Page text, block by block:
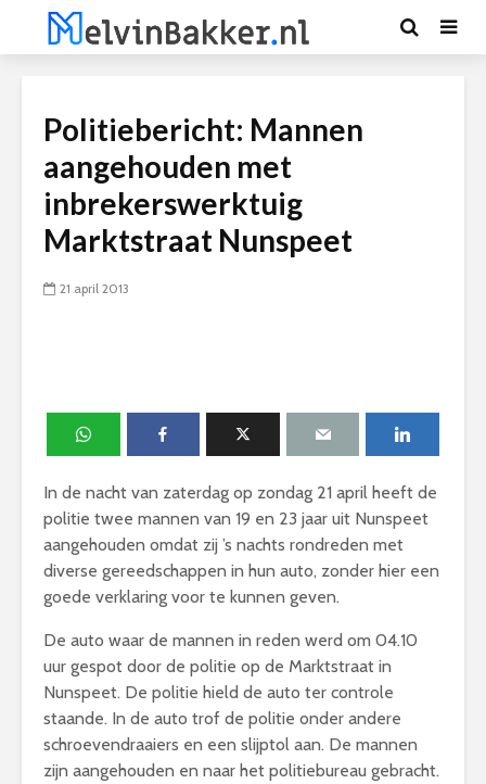
Politiebericht: Mannen
aangehouden met
inbrekerswerktuig
Marktstraat Nunspeet
21 april 2013
In de nacht van zaterdag op zondag 21 april heeft de
politie twee mannen van 19 en 23 jaar uit Nunspeet
aangehouden omdat zij ’s nachts rondreden met
diverse gereedschappen in hun auto, zonder hier een
goede verklaring voor te kunnen geven.
De auto waar de mannen in reden werd om 04.10
uur gespot door de politie op de Marktstraat in
Nunspeet. De politie hield de auto ter controle
staande. In de auto trof de politie onder andere
schroevendraaiers en een slijptol aan. De mannen
zijn aangehouden en naar het politiebureau gebracht.